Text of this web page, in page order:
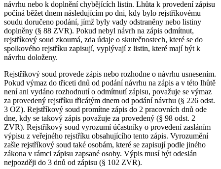
návrhu nebo k doplnění chybějících listin. Lhůta k provedení zápisu
počíná běžet dnem následujícím po dni, kdy bylo rejstříkovému
soudu doručeno podání, jímž byly vady odstraněny nebo listiny
doplněny (§ 88 ZVR). Pokud nebyl návrh na zápis odmítnut,
rejstříkový soud zkoumá, zda údaje o skutečnostech, které se do
spolkového rejstříku zapisují, vyplývají z listin, které mají být k
návrhu doloženy.
Rejstříkový soud provede zápis nebo rozhodne o návrhu usnesením.
Pokud výmaz do třiceti dnů od podání návrhu na zápis a v této lhůtě
není ani vydáno rozhodnutí o odmítnutí zápisu, považuje se výmaz
za provedený rejstříku třicátým dnem od podání návrhu (§ 226 odst.
3 OZ). Rejstříkový soud promítne zápis do 2 pracovních dnů ode
dne, kdy se takový zápis považuje za provedený (§ 98 odst. 2
ZVR). Rejstříkový soud vyrozumí účastníky o provedení zasláním
výpisu z veřejného rejstříku obsahujícího tento zápis. Vyrozumění
zašle rejstříkový soud také osobám, které se zapisují podle jiného
zákona v rámci zápisu zapsané osoby. Výpis musí být odeslán
nejpozději do 3 dnů od zápisu (§ 102 ZVR).